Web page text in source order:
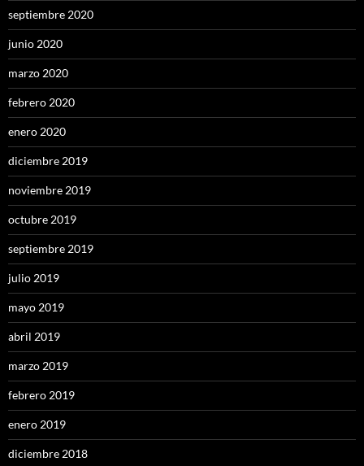
septiembre 2020
junio 2020
marzo 2020
febrero 2020
enero 2020
diciembre 2019
noviembre 2019
octubre 2019
septiembre 2019
julio 2019
mayo 2019
abril 2019
marzo 2019
febrero 2019
enero 2019
diciembre 2018